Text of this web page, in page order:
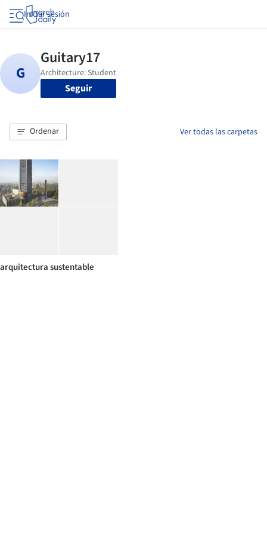
Iniciar sesión
Seguir
Ordenar Ver todas las carpetas
arquitectura sustentable